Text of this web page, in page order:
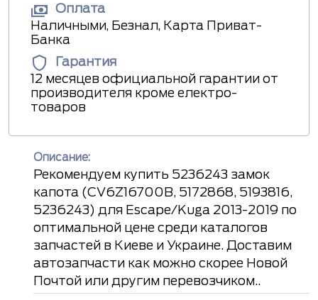
Оплата
Наличными, Безнал, Карта Приват-
Банка
Гарантия
12 месяцев официальной гарантии от
производителя кроме електро-
товаров
Описание:
Рекомендуем купить 5236243 замок
капота (CV6Z16700B, 5172868, 5193816,
5236243) для Escape/Kuga 2013-2019 по
оптимальной цене среди каталогов
запчастей в Киеве и Украине. Доставим
автозапчасти как можно скорее Новой
Почтой или другим перевозчиком..